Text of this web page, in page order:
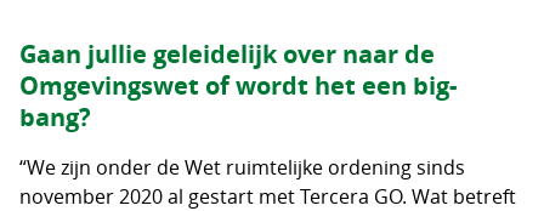
Gaan jullie geleidelijk over naar de
Omgevingswet of wordt het een big-
bang?
“We zijn onder de Wet ruimtelijke ordening sinds
november 2020 al gestart met Tercera GO. Wat betreft